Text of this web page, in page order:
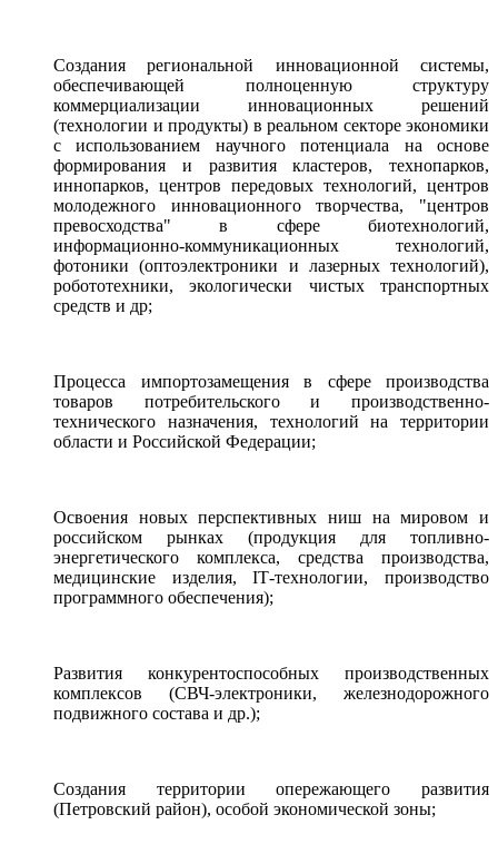
Создания региональной инновационной системы,
обеспечивающей полноценную структуру
коммерциализации инновационных решений
(технологии и продукты) в реальном секторе экономики
с использованием научного потенциала на основе
формирования и развития кластеров, технопарков,
иннопарков, центров передовых технологий, центров
молодежного инновационного творчества, "центров
превосходства" в сфере биотехнологий,
информационно-коммуникационных технологий,
фотоники (оптоэлектроники и лазерных технологий),
робототехники, экологически чистых транспортных
средств и др;
Процесса импортозамещения в сфере производства
товаров потребительского и производственно-
технического назначения, технологий на территории
области и Российской Федерации;
Освоения новых перспективных ниш на мировом и
российском рынках (продукция для топливно-
энергетического комплекса, средства производства,
медицинские изделия, IТ-технологии, производство
программного обеспечения);
Развития конкурентоспособных производственных
комплексов (СВЧ-электроники, железнодорожного
подвижного состава и др.);
Создания территории опережающего развития
(Петровский район), особой экономической зоны;